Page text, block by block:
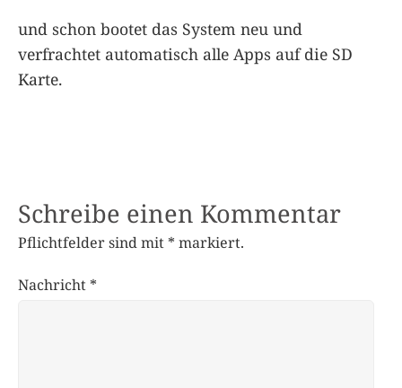
und schon bootet das System neu und
verfrachtet automatisch alle Apps auf die SD
Karte.
Schreibe einen Kommentar
Pflichtfelder sind mit * markiert.
Nachricht *